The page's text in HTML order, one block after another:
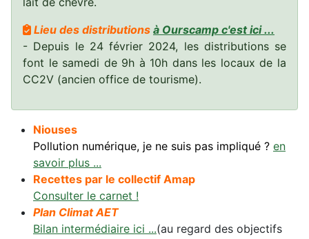
de nos vaches a également velée ! (voir photos
laitiers de chèvre)
-- en février Chez Sabine ----
Quelques plantations débutent dans les serres
(voir photos rubrique En bref, Nos producteurs,
Nettoyage de serre, nouvelle irrigation dans les
serres
-- Samedi 27 septembre ----
Dans les champs on a eu de beaux choux-fleurs,
les choux Didon poussent aussi à grand vitesse,
les navets ont été récoltés pour la conservation
d'hiver. J'accueille un stagiaire pendant 15 jours,
Lieu des distributions à Ourscamp c'est ici ...
- Depuis le 24 février 2024, les distributions se
font le samedi de 9h à 10h dans les locaux de la
CC2V (ancien office de tourisme).
Niouses
Pollution numérique, je ne suis pas impliqué ? en
savoir plus ...
Recettes par le collectif Amap
Consulter le carnet !
Plan Climat AET
Bilan intermédiaire ici ...(au regard des objectifs